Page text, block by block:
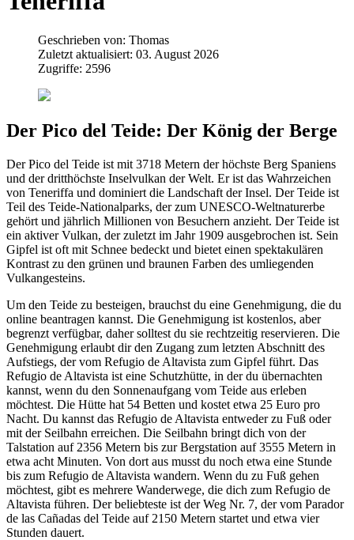
Geschrieben von: Thomas
Zuletzt aktualisiert: 03. August 2026
Zugriffe: 2596
Der Pico del Teide: Der König der Berge
Der Pico del Teide ist mit 3718 Metern der höchste Berg Spaniens
und der dritthöchste Inselvulkan der Welt. Er ist das Wahrzeichen
von Teneriffa und dominiert die Landschaft der Insel. Der Teide ist
Teil des Teide-Nationalparks, der zum UNESCO-Weltnaturerbe
gehört und jährlich Millionen von Besuchern anzieht. Der Teide ist
ein aktiver Vulkan, der zuletzt im Jahr 1909 ausgebrochen ist. Sein
Gipfel ist oft mit Schnee bedeckt und bietet einen spektakulären
Kontrast zu den grünen und braunen Farben des umliegenden
Vulkangesteins.
Um den Teide zu besteigen, brauchst du eine Genehmigung, die du
online beantragen kannst. Die Genehmigung ist kostenlos, aber
begrenzt verfügbar, daher solltest du sie rechtzeitig reservieren. Die
Genehmigung erlaubt dir den Zugang zum letzten Abschnitt des
Aufstiegs, der vom Refugio de Altavista zum Gipfel führt. Das
Refugio de Altavista ist eine Schutzhütte, in der du übernachten
kannst, wenn du den Sonnenaufgang vom Teide aus erleben
möchtest. Die Hütte hat 54 Betten und kostet etwa 25 Euro pro
Nacht. Du kannst das Refugio de Altavista entweder zu Fuß oder
mit der Seilbahn erreichen. Die Seilbahn bringt dich von der
Talstation auf 2356 Metern bis zur Bergstation auf 3555 Metern in
etwa acht Minuten. Von dort aus musst du noch etwa eine Stunde
bis zum Refugio de Altavista wandern. Wenn du zu Fuß gehen
möchtest, gibt es mehrere Wanderwege, die dich zum Refugio de
Altavista führen. Der beliebteste ist der Weg Nr. 7, der vom Parador
de las Cañadas del Teide auf 2150 Metern startet und etwa vier
Stunden dauert.